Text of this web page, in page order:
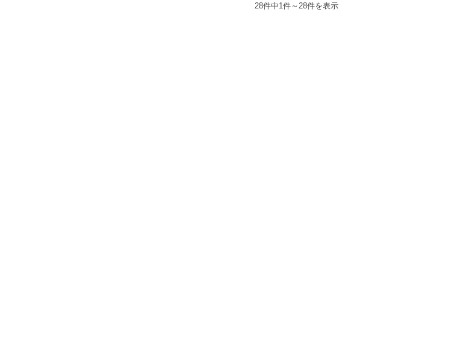
28件中1件～28件を表示